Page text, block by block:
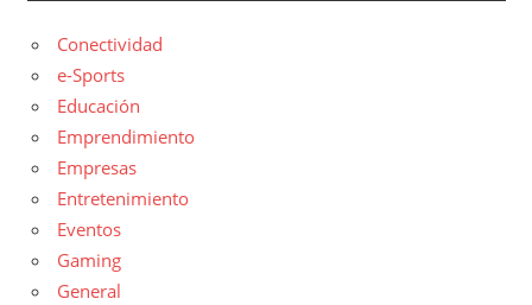
Conectividad
e-Sports
Educación
Emprendimiento
Empresas
Entretenimiento
Eventos
Gaming
General